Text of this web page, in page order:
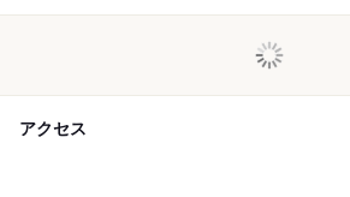
アクセス